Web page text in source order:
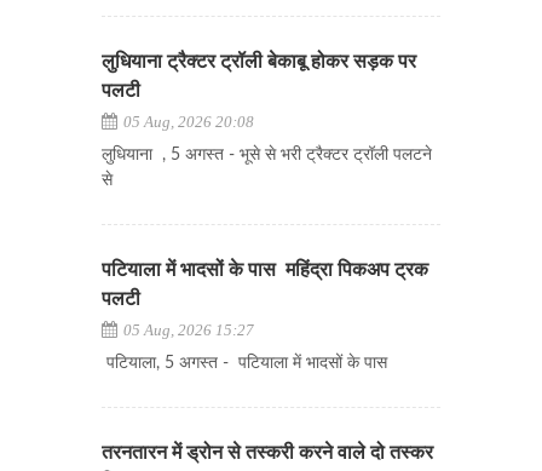
लुधियाना ट्रैक्टर ट्रॉली बेकाबू होकर सड़क पर
पलटी
05 Aug, 2026 20:08
लुधियाना , 5 अगस्त - भूसे से भरी ट्रैक्टर ट्रॉली पलटने
से
पटियाला में भादसों के पास महिंद्रा पिकअप ट्रक
पलटी
05 Aug, 2026 15:27
पटियाला, 5 अगस्त - पटियाला में भादसों के पास
तरनतारन में ड्रोन से तस्करी करने वाले दो तस्कर